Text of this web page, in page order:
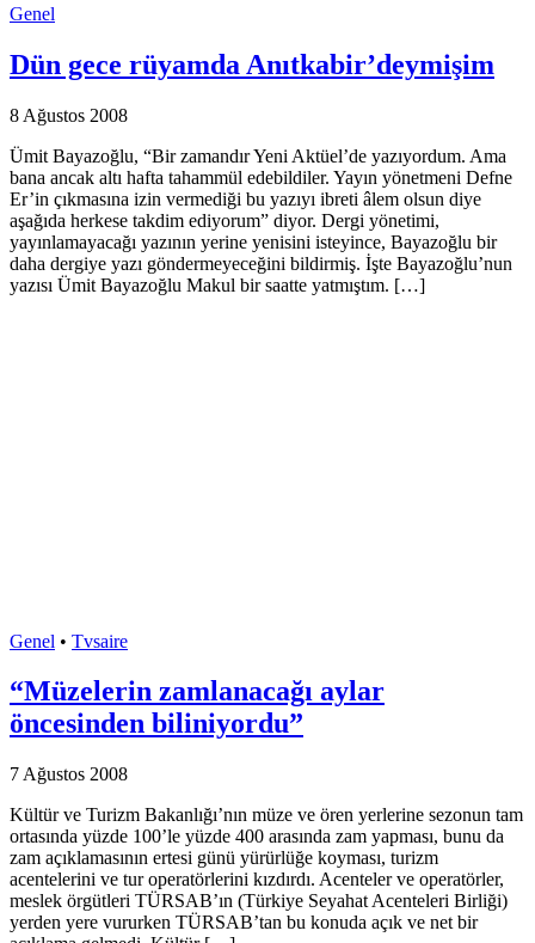
Genel
Dün gece rüyamda Anıtkabir’deymişim
8 Ağustos 2008
Ümit Bayazoğlu, “Bir zamandır Yeni Aktüel’de yazıyordum. Ama
bana ancak altı hafta tahammül edebildiler. Yayın yönetmeni Defne
Er’in çıkmasına izin vermediği bu yazıyı ibreti âlem olsun diye
aşağıda herkese takdim ediyorum” diyor. Dergi yönetimi,
yayınlamayacağı yazının yerine yenisini isteyince, Bayazoğlu bir
daha dergiye yazı göndermeyeceğini bildirmiş. İşte Bayazoğlu’nun
yazısı Ümit Bayazoğlu Makul bir saatte yatmıştım. […]
Genel • Tvsaire
“Müzelerin zamlanacağı aylar
öncesinden biliniyordu”
7 Ağustos 2008
Kültür ve Turizm Bakanlığı’nın müze ve ören yerlerine sezonun tam
ortasında yüzde 100’le yüzde 400 arasında zam yapması, bunu da
zam açıklamasının ertesi günü yürürlüğe koyması, turizm
acentelerini ve tur operatörlerini kızdırdı. Acenteler ve operatörler,
meslek örgütleri TÜRSAB’ın (Türkiye Seyahat Acenteleri Birliği)
yerden yere vururken TÜRSAB’tan bu konuda açık ve net bir